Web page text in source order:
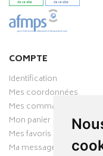
COMPTE
Identification
Mes coordonnées
Mes commandes
Mon panier
Mes favoris
Ma messagerie